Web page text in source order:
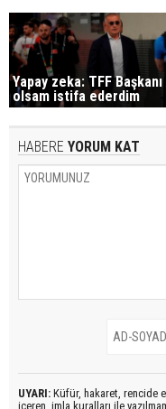
Yapay zeka: TFF Başkanı
olsam istifa ederdim
HABERE YORUM KAT
UYARI: Küfür, hakaret, rencide
içeren, imla kuralları ile